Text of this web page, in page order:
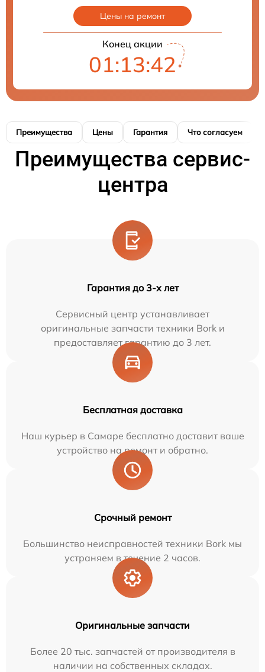
Цены на ремонт
Конец акции
01:13:41
Преимущества Цены Гарантия Что согласуем
Преимущества сервис-
центра
Гарантия до 3-х лет
Сервисный центр устанавливает
оригинальные запчасти техники Bork и
предоставляет гарантию до 3 лет.
Бесплатная доставка
Наш курьер в Самаре бесплатно доставит ваше
устройство на ремонт и обратно.
Срочный ремонт
Большинство неисправностей техники Bork мы
устраняем в течение 2 часов.
Оригинальные запчасти
Более 20 тыс. запчастей от производителя в
наличии на собственных складах.